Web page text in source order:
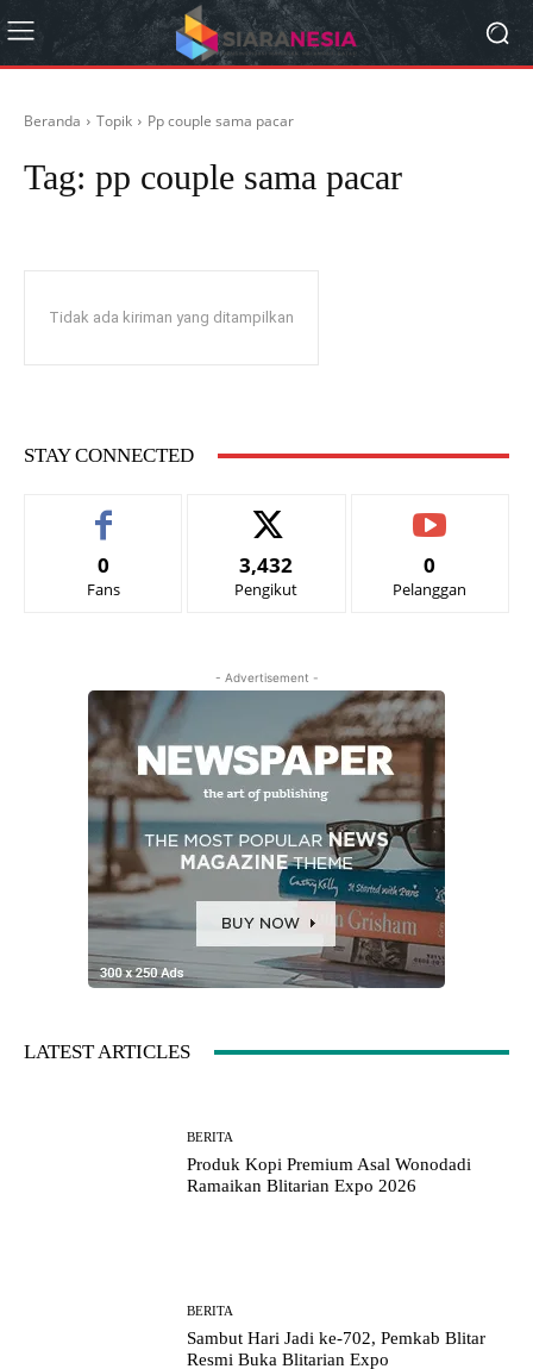
Beranda Topik Pp couple sama pacar
Tag: pp couple sama pacar
Tidak ada kiriman yang ditampilkan
STAY CONNECTED
0
Fans
3,432
Pengikut
0
Pelanggan
- Advertisement -
LATEST ARTICLES
BERITA
Produk Kopi Premium Asal Wonodadi
Ramaikan Blitarian Expo 2026
BERITA
Sambut Hari Jadi ke-702, Pemkab Blitar
Resmi Buka Blitarian Expo